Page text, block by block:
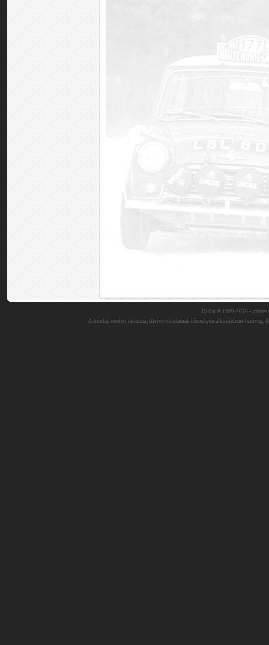
DuEn © 1999-2026 •
A honlap eredeti tartalma, illetve oldalainak bármilyen alkotóeleme (szöveg,